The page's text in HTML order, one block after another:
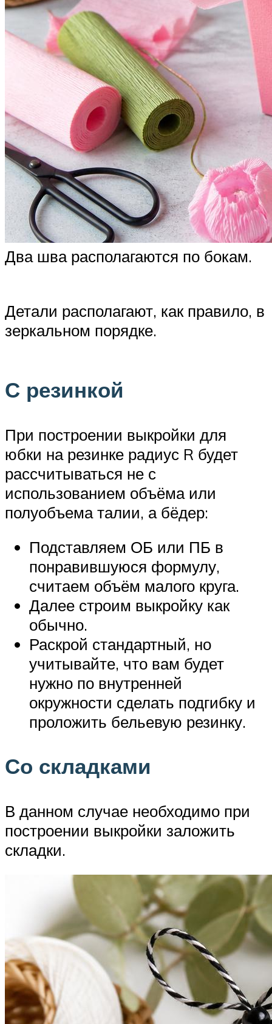
Два шва располагаются по бокам.
Детали располагают, как правило, в
зеркальном порядке.
С резинкой
При построении выкройки для
юбки на резинке радиус R будет
рассчитываться не с
использованием объёма или
полуобъема талии, а бёдер:
Подставляем ОБ или ПБ в
понравившуюся формулу,
считаем объём малого круга.
Далее строим выкройку как
обычно.
Раскрой стандартный, но
учитывайте, что вам будет
нужно по внутренней
окружности сделать подгибку и
проложить бельевую резинку.
Со складками
В данном случае необходимо при
построении выкройки заложить
складки.